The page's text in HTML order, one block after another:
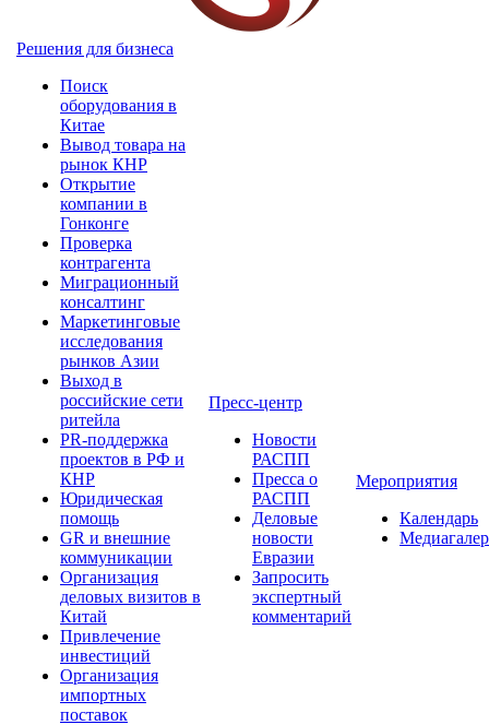
Решения для бизнеса
Поиск
оборудования в
Китае
Вывод товара на
рынок КНР
Открытие
компании в
Гонконге
Проверка
контрагента
Миграционный
консалтинг
Маркетинговые
исследования
рынков Азии
Выход в
российские сети
ритейла
PR-поддержка
проектов в РФ и
КНР
Юридическая
помощь
GR и внешние
коммуникации
Организация
деловых визитов в
Китай
Привлечение
инвестиций
Организация
импортных
поставок
Пресс-центр
Новости
РАСПП
Пресса о
РАСПП
Деловые
новости
Евразии
Запросить
экспертный
комментарий
Мероприятия
Календарь